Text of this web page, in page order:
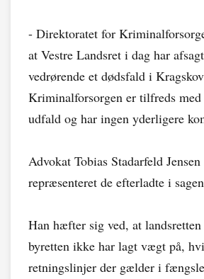
- Direktoratet for
at Vestre Landsret i dag har
vedrørende et dødsfald i
Kriminalforsorgen er tilfreds med
udfald og har ingen yderligere
Advokat Tobias Stadarfeld Jensen
repræsenteret de efterladte i
Han hæfter sig ved, at
byretten ikke har lagt vægt på,
retningslinjer der gælder i